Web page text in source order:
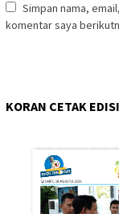
Simpan nama,
komentar saya
KORAN CETAK